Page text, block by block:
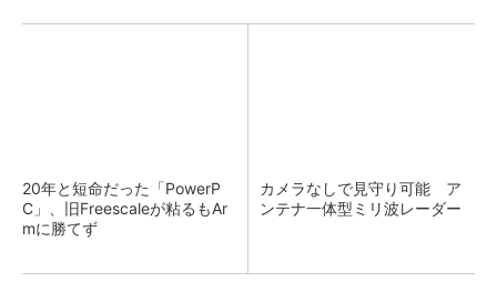
20年と短命だった「PowerP
C」、旧Freescaleが粘るもAr
mに勝てず
カメラなしで見守り可能 ア
ンテナ一体型ミリ波レーダー